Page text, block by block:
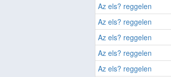
Az els? reggelen
Az els? reggelen
Az els? reggelen
Az els? reggelen
Az els? reggelen